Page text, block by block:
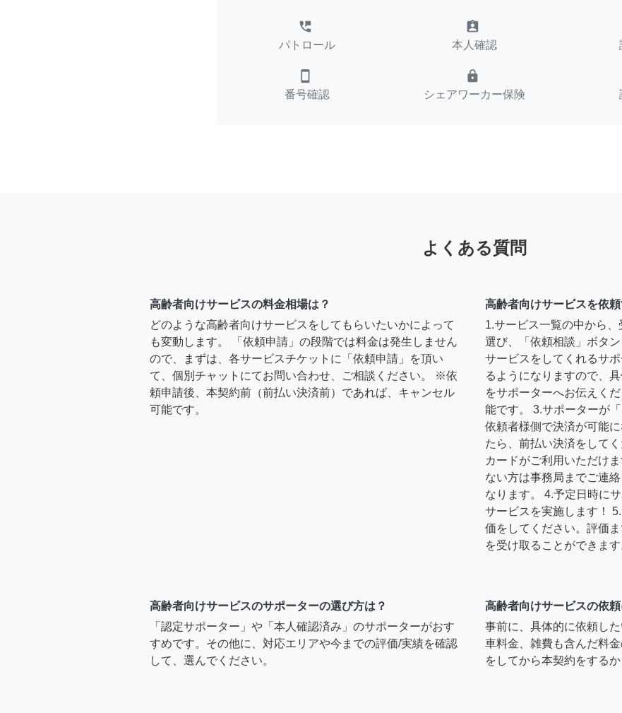
perm_phone_msg
パトロール
assignment_ind
本人確認
smartphone
番号確認
lock
シェアワーカー保険
よくある質問
高齢者向けサービスの料金相場は？
どのような高齢者向けサービスをしてもらいたいかによって
も変動します。 「依頼申請」の段階では料金は発生しません
ので、まずは、各サービスチケットに「依頼申請」を頂い
て、個別チャットにてお問い合わせ、ご相談ください。 ※依
頼申請後、本契約前（前払い決済前）であれば、キャンセル
可能です。
高齢者向けサービスを依
1.サービス一覧の中から
選び、「依頼相談」ボタ
サービスをしてくれるサ
るようになりますので、
をサポーターへお伝えく
能です。 3.サポーターが
依頼者様側で決済が可能
たら、前払い決済をして
カードがご利用いただけ
ない方は事務局までご連
なります。 4.予定日時に
サービスを実施します！
価をしてください。評価
を受け取ることができます
高齢者向けサービスのサポーターの選び方は？
「認定サポーター」や「本人確認済み」のサポーターがおす
すめです。その他に、対応エリアや今までの評価/実績を確認
して、選んでください。
高齢者向けサービスの依
事前に、具体的に依頼し
車料金、雑費も含んだ料
をしてから本契約をする